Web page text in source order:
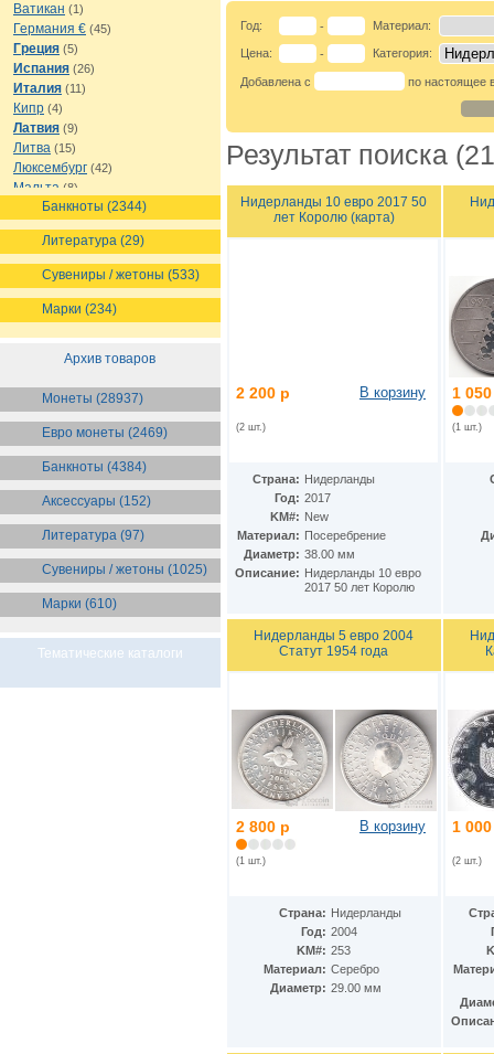
Ватикан (1)
Германия € (45)
Греция (5)
Испания (26)
Италия (11)
Кипр (4)
Латвия (9)
Литва (15)
Люксембург (42)
Мальта (8)
Монако(8)
Нидерланды(21)
Португалия(67)
Сан-Марино(35)
Словакия(7)
Словения(8)
Финляндия(65)
Эстония (10)
Банкноты (2344)
Литература (29)
Сувениры / жетоны (533)
Марки (234)
Архив товаров
Монеты (28937)
Евро монеты (2469)
Банкноты (4384)
Аксессуары (152)
Литература (97)
Сувениры / жетоны (1025)
Марки (610)
Тематические каталоги
Год: - Материал:
Цена: - Категория:
Добавлена с по настоящее
Результат поиска
Нидерланды 10 евро 2017 50
лет Королю (карта)
2 200 р
(2 шт.)
В корзину
Страна: Нидерланды
Год: 2017
KM#: New
Материал: Посеребрение
Диаметр: 38.00 мм
Описание: Нидерланды 10 евро
2017 50 лет Королю
1
(1 шт.)
Нидерланды 5 евро 2004
Статут 1954 года
2 800 р
(1 шт.)
В корзину
Страна: Нидерланды
Год: 2004
KM#: 253
Материал: Серебро
Диаметр: 29.00 мм
1
(2 шт.)